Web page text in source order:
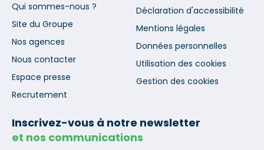
Qui sommes-nous ?
Site du Groupe
Nos agences
Nous contacter
Espace presse
Recrutement
Déclaration d'accessibilité
Mentions légales
Données personnelles
Utilisation des cookies
Gestion des cookies
Inscrivez-vous à notre newsletter
et nos communications